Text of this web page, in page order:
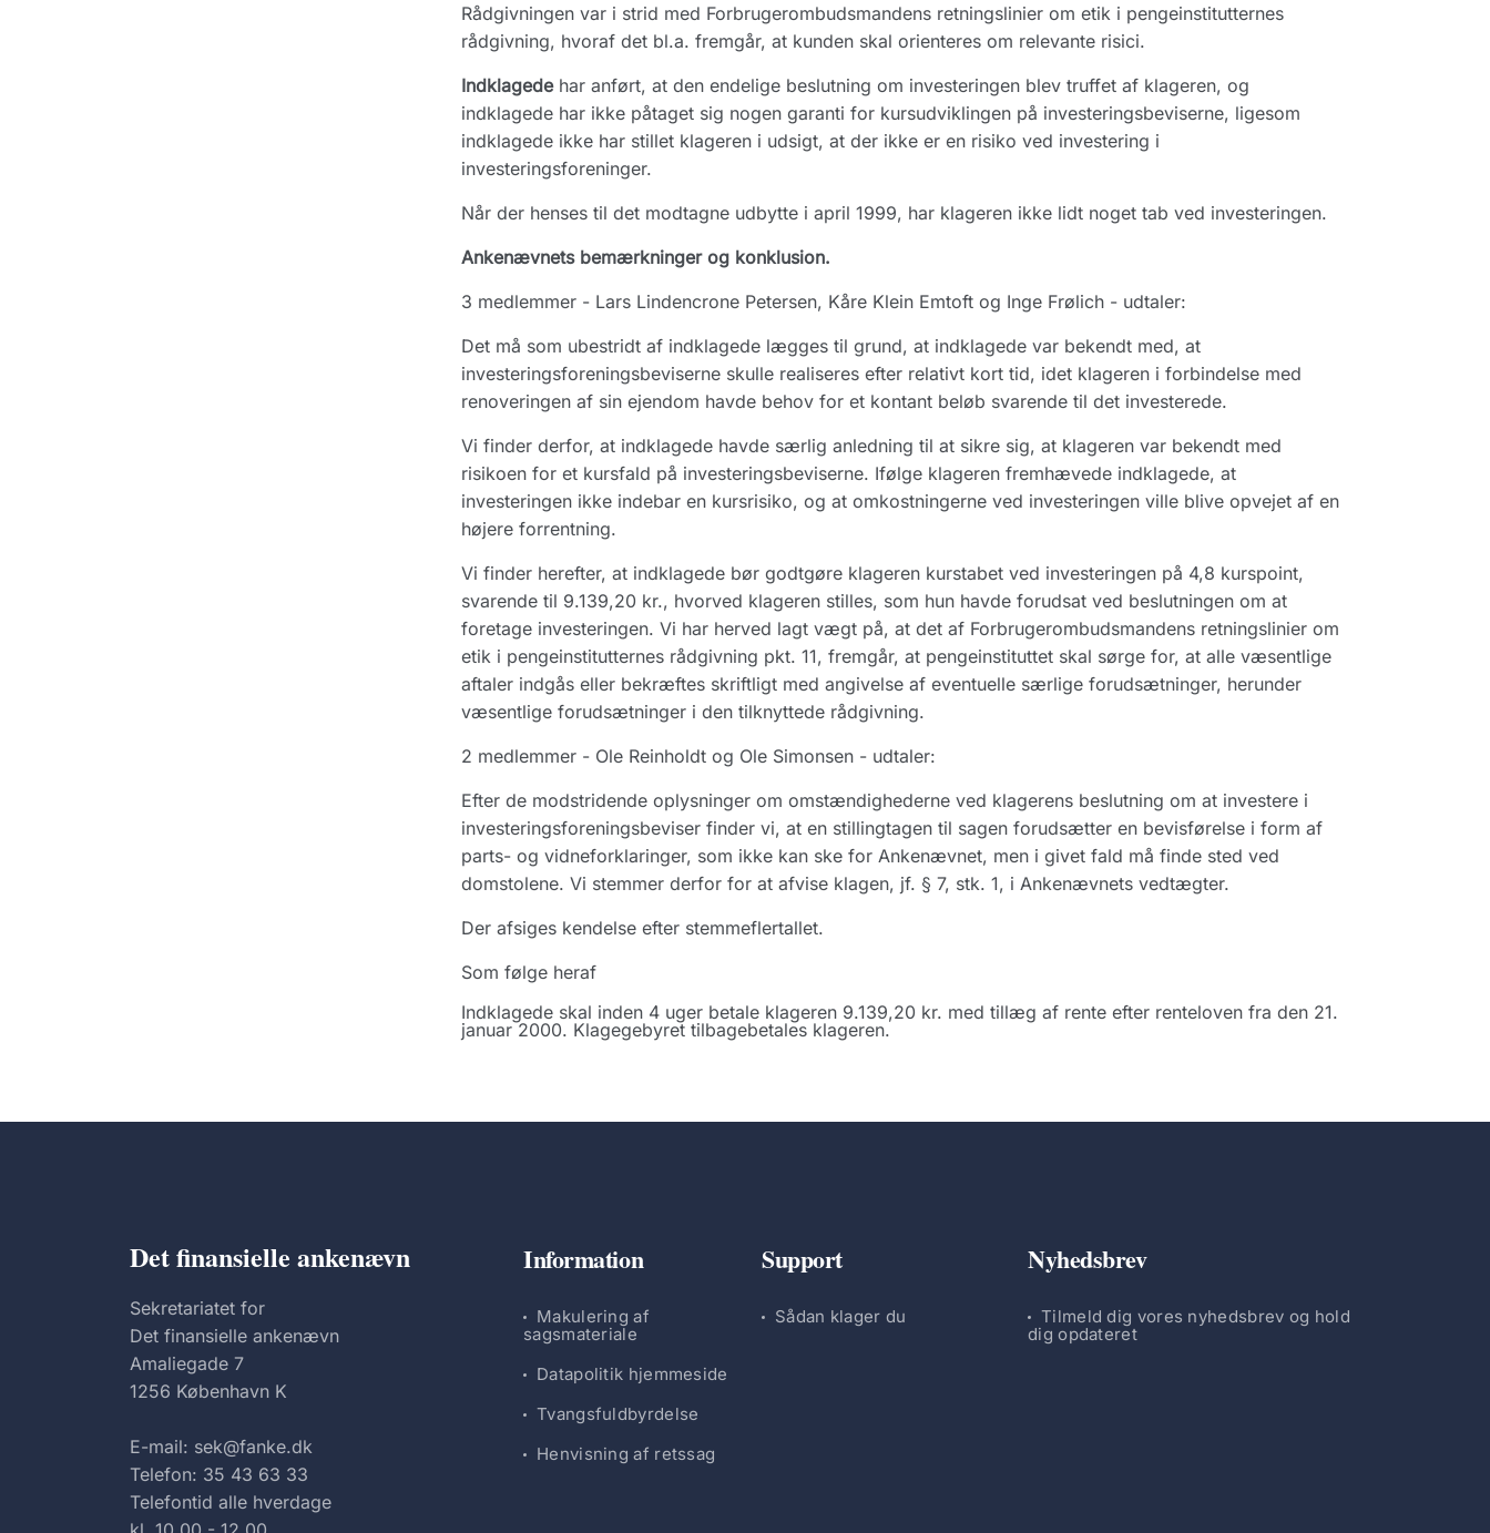
Rådgivningen var i strid med Forbrugerombudsmandens retningslinier om etik i pengeinstitutternes
rådgivning, hvoraf det bl.a. fremgår, at kunden skal orienteres om relevante risici.
Indklagedehar anført, at den endelige beslutning om investeringen blev truffet af klageren, og
indklagede har ikke påtaget sig nogen garanti for kursudviklingen på investeringsbeviserne, ligesom
indklagede ikke har stillet klageren i udsigt, at der ikke er en risiko ved investering i
investeringsforeninger.
Når der henses til det modtagne udbytte i april 1999, har klageren ikke lidt noget tab ved investeringen.
Ankenævnets bemærkninger og konklusion.
3 medlemmer - Lars Lindencrone Petersen, Kåre Klein Emtoft og Inge Frølich - udtaler:
Det må som ubestridt af indklagede lægges til grund, at indklagede var bekendt med, at
investeringsforeningsbeviserne skulle realiseres efter relativt kort tid, idet klageren i forbindelse med
renoveringen af sin ejendom havde behov for et kontant beløb svarende til det investerede.
Vi finder derfor, at indklagede havde særlig anledning til at sikre sig, at klageren var bekendt med
risikoen for et kursfald på investeringsbeviserne. Ifølge klageren fremhævede indklagede, at
investeringen ikke indebar en kursrisiko, og at omkostningerne ved investeringen ville blive opvejet af en
højere forrentning.
Vi finder herefter, at indklagede bør godtgøre klageren kurstabet ved investeringen på 4,8 kurspoint,
svarende til 9.139,20 kr., hvorved klageren stilles, som hun havde forudsat ved beslutningen om at
foretage investeringen. Vi har herved lagt vægt på, at det af Forbrugerombudsmandens retningslinier om
etik i pengeinstitutternes rådgivning pkt. 11, fremgår, at pengeinstituttet skal sørge for, at alle væsentlige
aftaler indgås eller bekræftes skriftligt med angivelse af eventuelle særlige forudsætninger, herunder
væsentlige forudsætninger i den tilknyttede rådgivning.
2 medlemmer - Ole Reinholdt og Ole Simonsen - udtaler:
Efter de modstridende oplysninger om omstændighederne ved klagerens beslutning om at investere i
investeringsforeningsbeviser finder vi, at en stillingtagen til sagen forudsætter en bevisførelse i form af
parts- og vidneforklaringer, som ikke kan ske for Ankenævnet, men i givet fald må finde sted ved
domstolene. Vi stemmer derfor for at afvise klagen, jf. § 7, stk. 1, i Ankenævnets vedtægter.
Der afsiges kendelse efter stemmeflertallet.
Som følge heraf
Indklagede skal inden 4 uger betale klageren 9.139,20 kr. med tillæg af rente efter renteloven fra den 21.
januar 2000. Klagegebyret tilbagebetales klageren.
Det finansielle ankenævn
Sekretariatet for
Det finansielle ankenævn
Amaliegade 7
1256 København K
E-mail: sek@fanke.dk
Telefon: 35 43 63 33
Telefontid alle hverdage
Information
Makulering af
sagsmateriale
Datapolitik hjemmeside
Tvangsfuldbyrdelse
Henvisning af retssag
Support
Sådan klager du
Nyhedsbrev
Tilmeld dig vores nyhedsbrev og hold
dig opdateret